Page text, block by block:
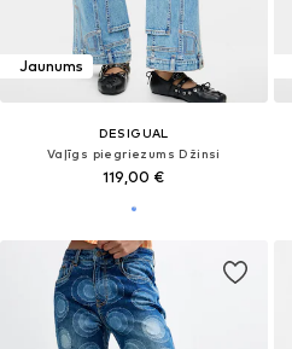
Jaunums
DESIGUAL
Vaļīgs piegriezums Džinsi
119,00 €